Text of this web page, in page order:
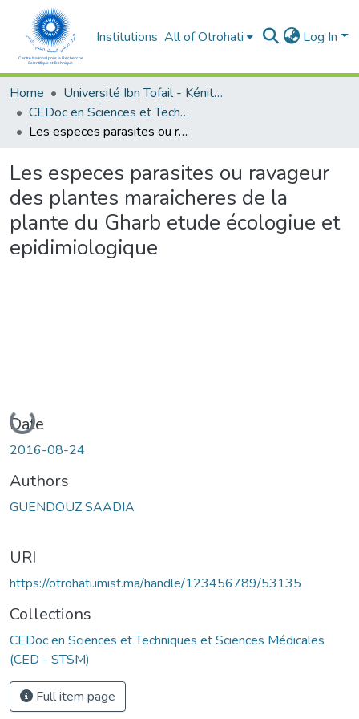
Institutions All of Otrohati Log In
Home
Université Ibn Tofail - Kénitra
CEDoc en Sciences et Techniques et Sciences Médicales (CED - STSM)
Les especes parasites ou ravageur des plantes maraicheres de la plante du Gharb etude écologiue et epidimiologique
Les especes parasites ou ravageur
des plantes maraicheres de la
plante du Gharb etude écologiue et
epidimiologique
Loading...
Date
2016-08-24
Authors
GUENDOUZ SAADIA
URI
https://otrohati.imist.ma/handle/123456789/53135
Collections
CEDoc en Sciences et Techniques et Sciences Médicales
(CED - STSM)
Full item page